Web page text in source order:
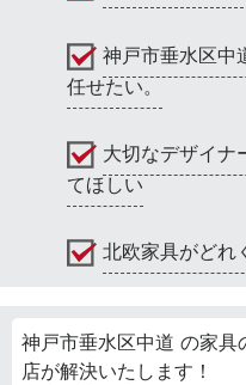
神戸市垂水区中
任せたい。
大切なデザイナ
てほしい
北欧家具がどれ
神戸市垂水区中道 の家具
店が解決いたします！